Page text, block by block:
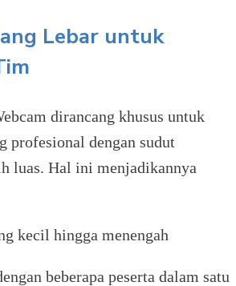
Lebar untuk
dirancang khusus untuk
profesional dengan sudut
luas. Hal ini menjadikannya
kecil hingga menengah
beberapa peserta dalam satu